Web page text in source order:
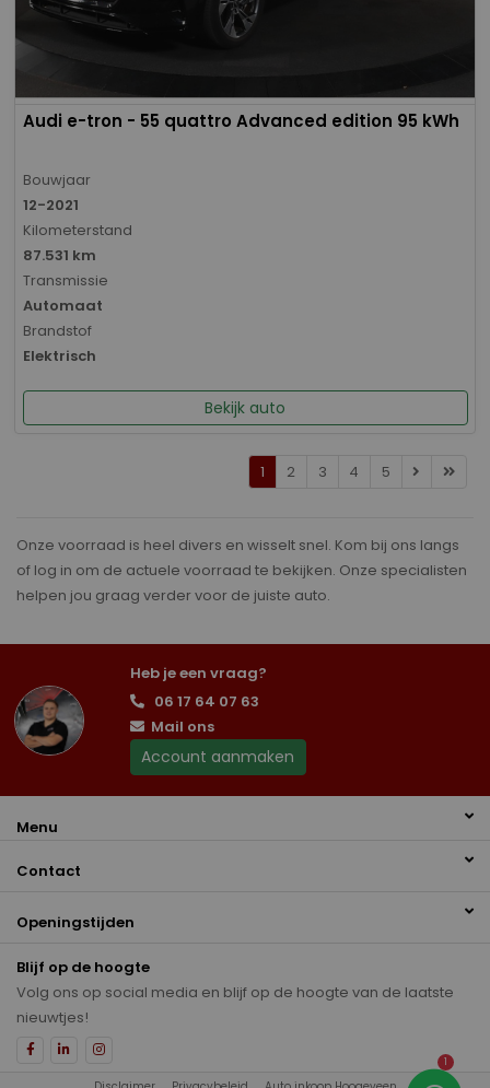
Audi e-tron - 55 quattro Advanced edition 95 kWh
Bouwjaar
12-2021
Kilometerstand
87.531 km
Transmissie
Automaat
Brandstof
Elektrisch
Bekijk auto
1 2 3 4 5
Onze voorraad is heel divers en wisselt snel. Kom bij ons langs
of log in om de actuele voorraad te bekijken. Onze specialisten
helpen jou graag verder voor de juiste auto.
Heb je een vraag?
06 17 64 07 63
Mail ons
Account aanmaken
Menu
Contact
Openingstijden
Blijf op de hoogte
Volg ons op social media en blijf op de hoogte van de laatste
nieuwtjes!
1